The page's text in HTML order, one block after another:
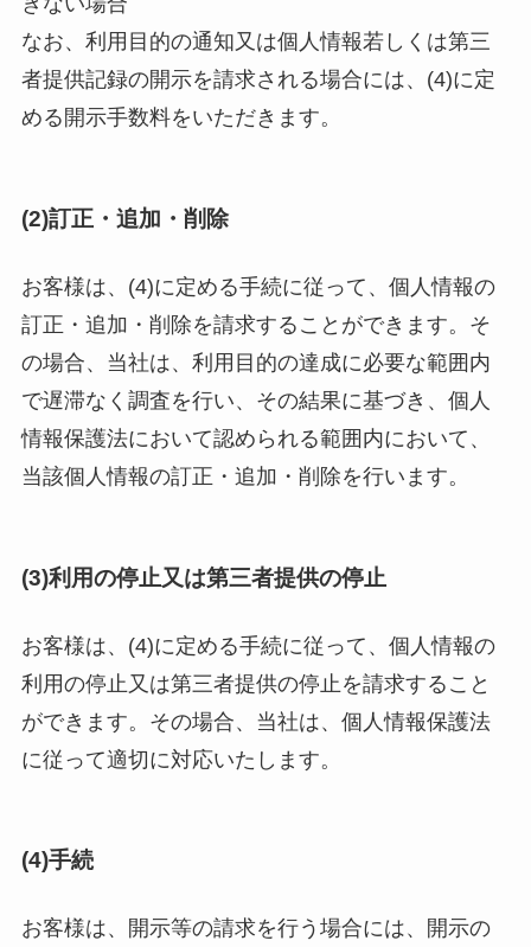
なお、利用目的の通知又は個人情報若しくは第三
者提供記録の開示を請求される場合には、(4)に定
める開示手数料をいただきます。
(2)訂正・追加・削除
お客様は、(4)に定める手続に従って、個人情報の
訂正・追加・削除を請求することができます。そ
の場合、当社は、利用目的の達成に必要な範囲内
で遅滞なく調査を行い、その結果に基づき、個人
情報保護法において認められる範囲内において、
当該個人情報の訂正・追加・削除を行います。
(3)利用の停止又は第三者提供の停止
お客様は、(4)に定める手続に従って、個人情報の
利用の停止又は第三者提供の停止を請求すること
ができます。その場合、当社は、個人情報保護法
に従って適切に対応いたします。
(4)手続
お客様は、開示等の請求を行う場合には、開示の